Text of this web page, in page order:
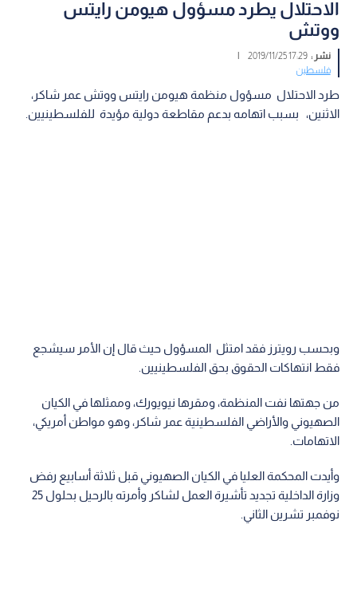
الاحتلال يطرد مسؤول هيومن رايتس
ووتش
نشر :17:29 2019/11/25
|
فلسطين
طرد الاحتلال مسؤول منظمة هيومن رايتس ووتش عمر شاكر،
الاثنين، بسبب اتهامه بدعم مقاطعة دولية مؤيدة للفلسطينيين.
وبحسب رويترز فقد امتثل المسؤول حيث قال إن الأمر سيشجع
فقط انتهاكات الحقوق بحق الفلسطينيين.
من جهتها نفت المنظمة، ومقرها نيويورك، وممثلها في الكيان
الصهيوني والأراضي الفلسطينية عمر شاكر، وهو مواطن أمريكي،
الاتهامات.
وأيدت المحكمة العليا في الكيان الصهيوني قبل ثلاثة أسابيع رفض
وزارة الداخلية تجديد تأشيرة العمل لشاكر وأمرته بالرحيل بحلول 25
نوفمبر تشرين الثاني.